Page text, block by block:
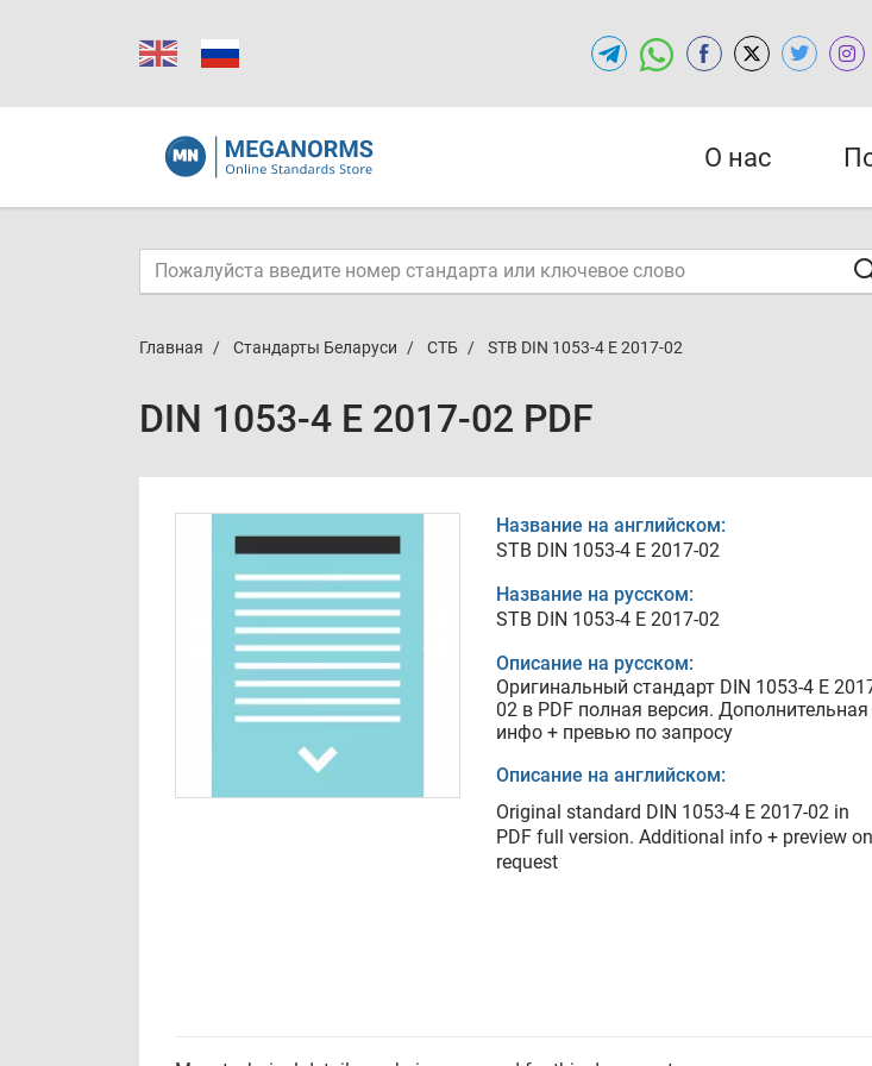
О нас
Главная Стандарты Беларуси СТБ STB DIN 1053-4 E 2017-02
DIN 1053-4 E 2017-02 PDF
Название на английском:
STB DIN 1053-4 E 2017-02
Название на русском:
STB DIN 1053-4 E 2017-02
Описание на русском:
Оригинальный стандарт DIN 1053-4 E
02 в PDF полная версия. Дополнительная
инфо + превью по запросу
Описание на английском:
Original standard DIN 1053-4 E 2017-02 in
PDF full version. Additional info + preview on
request